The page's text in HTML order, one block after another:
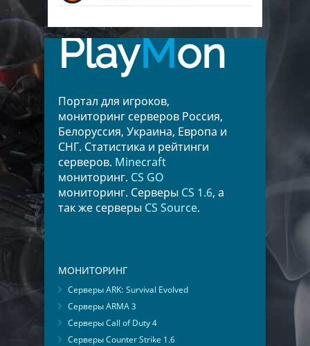
PlayMon
Портал для игроков,
мониторинг серверов Россия,
Белоруссия, Украина, Европа и
СНГ. Статистика и рейтинги
серверов. Minecraft
мониторинг. CS GO
мониторинг. Серверы CS 1.6, а
так же серверы CS Source.
МОНИТОРИНГ
Серверы ARK: Survival Evolved
Серверы ARMA 3
Серверы Call of Duty 4
Серверы Counter Strike 1.6